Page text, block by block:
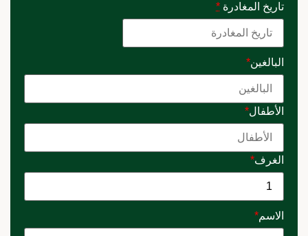
تاريخ المغادرة *
البالغين*
الأطفال*
الغرف*
الاسم*